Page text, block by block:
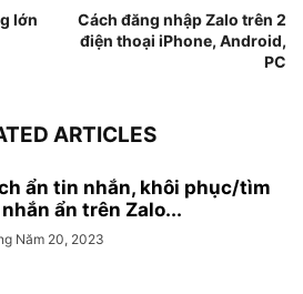
lớn
Cách đăng nhập Zalo trên 2
điện thoại iPhone, Android,
PC
ARTICLES
ẩn tin nhắn, khôi phục/tìm
ẩn trên Zalo...
Năm 20, 2023